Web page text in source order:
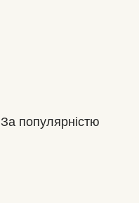
За популярністю